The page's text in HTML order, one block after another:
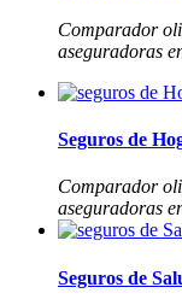
Comparador
aseguradoras
Seguros de
Comparador
aseguradoras
Seguros de